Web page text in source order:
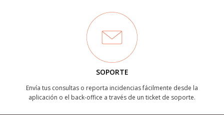
SOPORTE
Envía tus consultas o reporta incidencias fácilmente desde la
aplicación o el back-office a través de un ticket de soporte.